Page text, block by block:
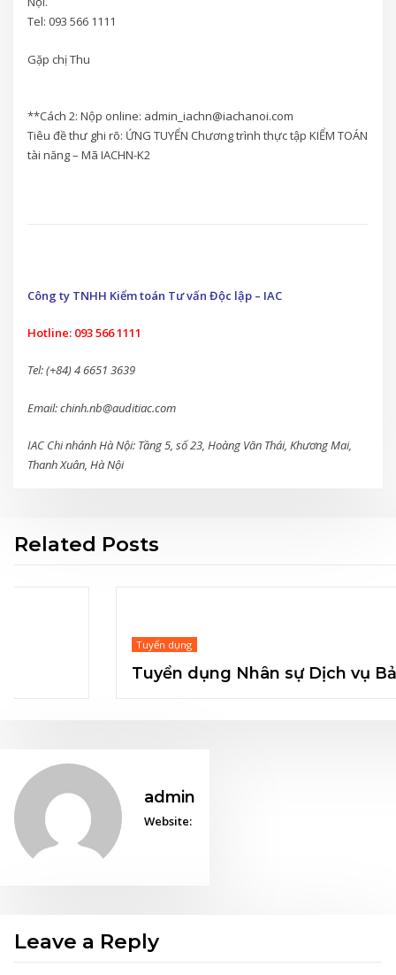
Tel: 093 566 1111
Gặp chị Thu
**Cách 2: Nộp online: admin_iachn@iachanoi.com
Tiêu đề thư ghi rõ: ỨNG TUYỂN Chương trình thực tập KIỂM TOÁN
tài năng – Mã IACHN-K2
Công ty TNHH Kiểm toán Tư vấn Độc lập – IAC
Hotline: 093 566 1111
Tel: (+84) 4 6651 3639
Email: chinh.nb@auditiac.com
IAC Chi nhánh Hà Nội: Tầng 5, số 23, Hoàng Văn Thái, Khương Mai,
Thanh Xuân, Hà Nội
Related Posts
admin
Website:
Leave a Reply